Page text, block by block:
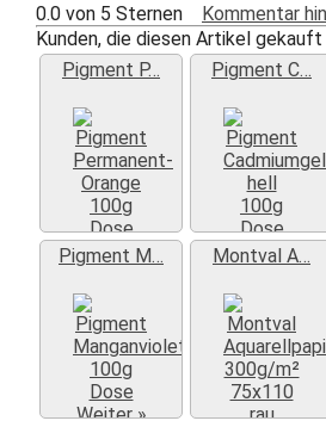
0.0 von 5 Sternen Kommentar
Kunden, die diesen Artikel
Pigment P…
Weiter »
Pigment C…
Weiter »
Pigment M…
Weiter »
Montval A…